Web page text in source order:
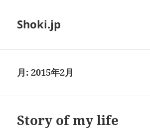
Shoki.jp
月:2015年2月
Story of my life